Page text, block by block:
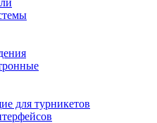
для турникетов